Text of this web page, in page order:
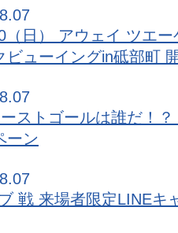
（日） アウェイ ツエー
ビューイングin砥部町
ストゴールは誰だ！？
ーン
戦 来場者限定LINEキ